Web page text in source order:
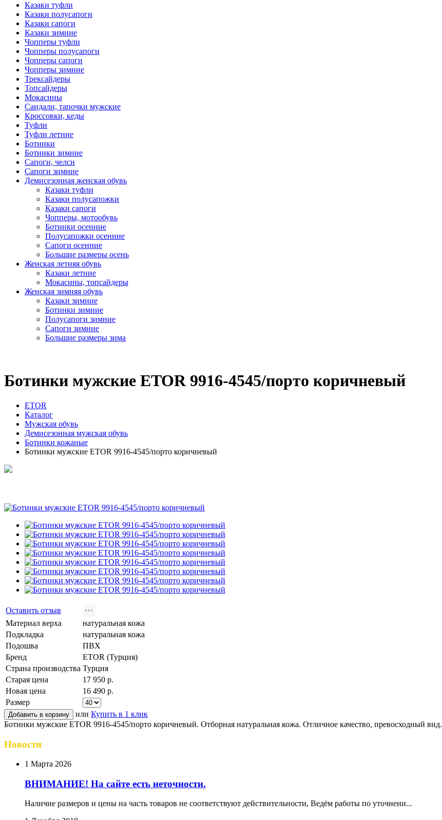
Казаки туфли
Казаки полусапоги
Казаки сапоги
Казаки зимние
Чопперы туфли
Чопперы полусапоги
Чопперы сапоги
Чопперы зимние
Трексайдеры
Топсайдеры
Мокасины
Сандали, тапочки мужские
Кроссовки, кеды
Туфли
Туфли летние
Ботинки
Ботинки зимние
Сапоги, челси
Сапоги зимние
Демисезонная женская обувь
Казаки туфли
Казаки полусапожки
Казаки сапоги
Чопперы, мотообувь
Ботинки осенние
Полусапожки осенние
Сапоги осенние
Большие размеры осень
Женская летняя обувь
Казаки летние
Мокасины, топсайдеры
Женская зимняя обувь
Казаки зимние
Ботинки зимние
Полусапоги зимние
Сапоги зимние
Большие размеры зима
Ботинки мужские ETOR 9916-4545/порто коричневый
ETOR
Каталог
Мужская обувь
Демисезонная мужская обувь
Ботинки кожаные
Ботинки мужские ETOR 9916-4545/порто коричневый
Оставить отзыв
Материал верха
натуральная кожа
Подкладка
натуральная кожа
Подошва
ПВХ
Бренд
ETOR (Турция)
Страна производства Турция
Старая цена
17 950 р.
Новая цена
16 490 р.
Размер
или Купить в 1 клик
Ботинки мужские ETOR 9916-4545/порто коричневый. Отборная натуральная кожа. Отличное качество, превосходный вид.
Новости
1 Марта 2026
ВНИМАНИЕ! На сайте есть неточности.
Наличие размеров и цены на часть товаров не соответствуют действительности, Ведём работы по уточнени...